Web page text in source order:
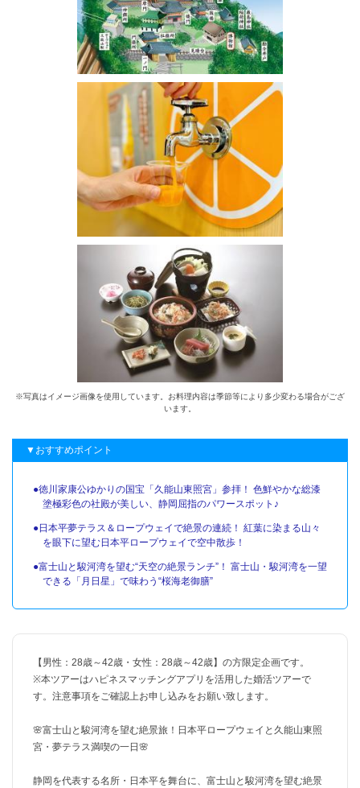
※写真はイメージ画像を使用しています。お料理内容は季節等により多少変わる場合がござ
います。
▼おすすめポイント
●徳川家康公ゆかりの国宝「久能山東照宮」参拝！ 色鮮やかな総漆
塗極彩色の社殿が美しい、静岡屈指のパワースポット♪
●日本平夢テラス＆ロープウェイで絶景の連続！ 紅葉に染まる山々
を眼下に望む日本平ロープウェイで空中散歩！
●富士山と駿河湾を望む“天空の絶景ランチ”！ 富士山・駿河湾を一望
できる「月日星」で味わう“桜海老御膳”
【男性：28歳～42歳・女性：28歳～42歳】の方限定企画です。
※本ツアーはハピネスマッチングアプリを活用した婚活ツアーで
す。注意事項をご確認上お申し込みをお願い致します。
🌸富士山と駿河湾を望む絶景旅！日本平ロープウェイと久能山東照
宮・夢テラス満喫の一日🌸
静岡を代表する名所・日本平を舞台に、富士山と駿河湾を望む絶景